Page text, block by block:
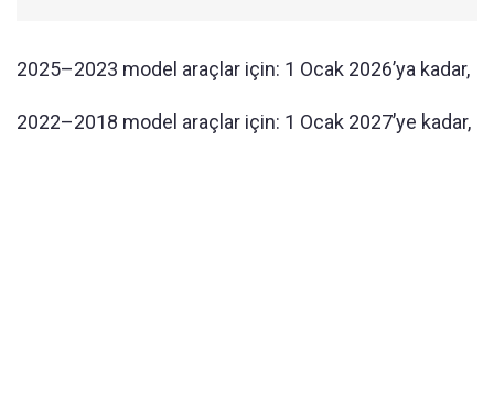
2025–2023 model araçlar için: 1 Ocak 2026’ya kadar,
2022–2018 model araçlar için: 1 Ocak 2027’ye kadar,